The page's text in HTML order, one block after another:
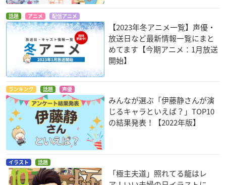
話題 アニメ 配信アニメ
【2023年冬アニメ一覧】声優・
放送日など最新情報一覧にまと
めてます【今期アニメ：1月放送
開始】
ランキング 話題 声優
みんなが選ぶ「伊藤静さんが演
じるキャラといえば？」TOP10
の結果発表！【2022年版】
イラスト 話題
「極主夫道」照れてる龍はレ